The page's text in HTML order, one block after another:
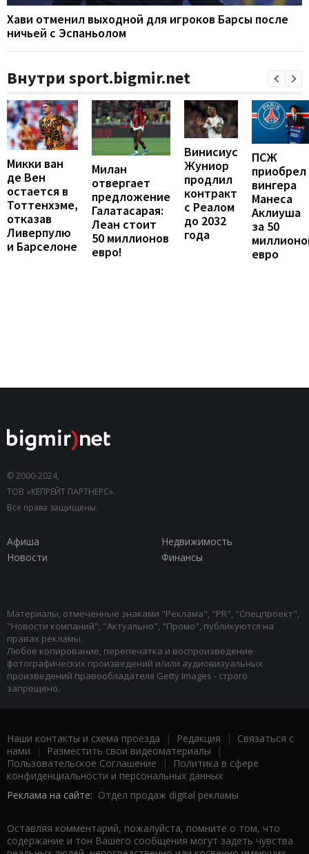
Хави отменил выходной для игроков Барсы после
ничьей с Эспаньолом
Внутри sport.bigmir.net
Микки ван
де Вен
остается в
Тоттенхэме,
отказав
Ливерпулю
и Барселоне
Милан
отвергает
предложение
Галатасарая:
Леан стоит
50 миллионов
евро!
Винисиус
Жуниор
продлил
контракт
с Реалом
до 2032
года
ПСЖ
приобрел
вингера
Манеса
Аклиуша
за 50
евро
© 2000-2024,
ТОВ «КЕПРЕЙТ ПАРТНЕРС».
Все права защищены.
Афиша
Недвижимость
Новости
Финансы
Материалы, отмеченные знаками "Реклама", "PR", "Спецпроект",
"Новости компаний", "Актуально", "Промо", публикуются на
правах рекламы.
Любое копирование, перепечатка и воспроизведение
фотографических произведений и/или аудиовизуальных
произведений правообладателя Getty Images - строго
запрещено.
Наши контакты и схема проезда | Редакция | Связаться с
нами | Разместить свои видеоматериалы |
Пользовательское Соглашение |
Политика в сфере
конфиденциальности и персональных данных
Реклама на сайте: Отдел продаж digital рекламы
Оставляя комментарий, пожалуйста, помните о том, что
содержание и тон Вашего сообщения могут задеть чувства